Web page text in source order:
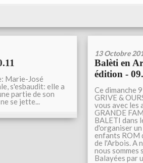
Marie-José
s'esbaudit: elle a
partie de son
se jette...
13 Octobre
Balèti en
édition -
Ce dimanche
GRIVE &
vous avec les
GRANDE
BALETI dans
d'organiser
enfants ROM
de l'Arbois. A
nous sommes
Balayées par